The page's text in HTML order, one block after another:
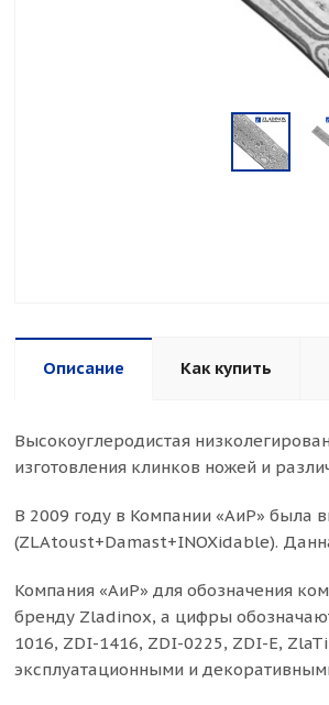
Описание Как купить
Высокоуглеродистая
изготовления клинков ножей и
В 2009 году в Компании «АиР» была
(ZLAtoust+Damast+INOXidable).
Компания «АиР» для обозначения
бренду Zladinox, а цифры
1016, ZDI-1416, ZDI-0225, ZDI-E,
эксплуатационными и